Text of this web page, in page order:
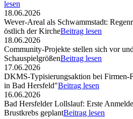
lesen
18.06.2026
Wever-Areal als Schwammstadt:
östlich der KircheBeitrag lesen
18.06.2026
Community-Projekte stellen sich vor
SchauspielgrößenBeitrag lesen
17.06.2026
DKMS-Typisierungsaktion bei Firmen-
in Bad Hersfeld"Beitrag lesen
16.06.2026
Bad Hersfelder Lollslauf: Erste
Brustkrebs geplantBeitrag lesen